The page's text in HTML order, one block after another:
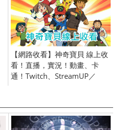
【網路收看】神奇寶貝 線上收
看！直播，實況！動畫、卡
通！Twitch、StreamUP／